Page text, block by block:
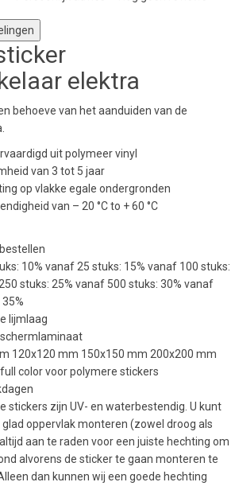
elektra
behoeve van het aanduiden van de
uit polymeer vinyl
van 3 tot 5 jaar
op vlakke egale ondergronden
van – 20 °C to + 60 °C
10% vanaf 25 stuks: 15% vanaf 100 stuks:
stuks: 25% vanaf 500 stuks: 30% vanaf
lijmlaag
120x120 mm 150x150 mm 200x200 mm
color voor polymere stickers
stickers zijn UV- en waterbestendig. U kunt
glad oppervlak monteren (zowel droog als
aan te raden voor een juiste hechting om
alvorens de sticker te gaan monteren te
dan kunnen wij een goede hechting